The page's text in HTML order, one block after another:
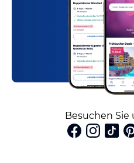
Besuchen Sie